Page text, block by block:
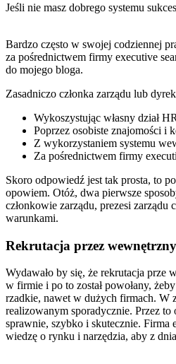
Jeśli nie masz dobrego systemu
Bardzo często w swojej codziennej
za pośrednictwem firmy executive
do mojego bloga.
Zasadniczo członka zarządu lub
Wykoszystując własny dział
Poprzez osobiste znajomości i
Z wykorzystaniem systemu
Za pośrednictwem firmy
Skoro odpowiedź jest tak prosta, to
opowiem. Otóż, dwa pierwsze
członkowie zarządu, prezesi
warunkami.
Rekrutacja przez
Wydawało by się, że rekrutacja prze
w firmie i po to został powołany,
rzadkie, nawet w dużych firmach. W
realizowanym sporadycznie. Przez
sprawnie, szybko i skutecznie. Firma
wiedzę o rynku i narzędzia, aby z